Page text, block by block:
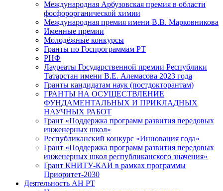
Международная Арбузовская премия в области
фосфорорганической химии
Международная премия имени В.В. Марковникова
Именные премии
Молодёжные конкурсы
Гранты по Госпрограммам РТ
РНФ
Лауреаты Государственной премии Республики
Татарстан имени В.Е. Алемасова 2023 года
Гранты кандидатам наук (постдокторантам)
ГРАНТЫ НА ОСУЩЕСТВЛЕНИЕ
ФУНДАМЕНТАЛЬНЫХ И ПРИКЛАДНЫХ
НАУЧНЫХ РАБОТ
Грант «Поддержка программ развития передовых
инженерных школ»
Республиканский конкурс «Инновация года»
Грант «Поддержка программ развития передовых
инженерных школ республиканского значения»
Грант КНИТУ-КАИ в рамках программы
Приоритет-2030
Деятельность АН РТ